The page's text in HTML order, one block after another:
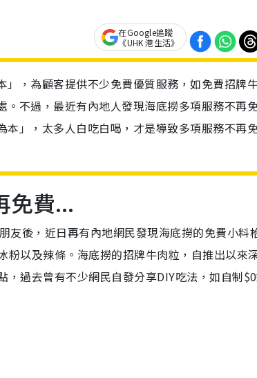
在Google追蹤
《UHK 港生活》
，為顧客提供不少免費優質服務，如免費招牌
不過，最近有內地人發現海底撈多項服務不再
」，太多人白吃白喝，才是導致多項服務不再
免費...
友後，近日再有內地網民發現海底撈的免費小料
以及辣條。海底撈的招牌牛肉粒，自推出以來
過去曾有不少網民自發分享DIY吃法，如自制